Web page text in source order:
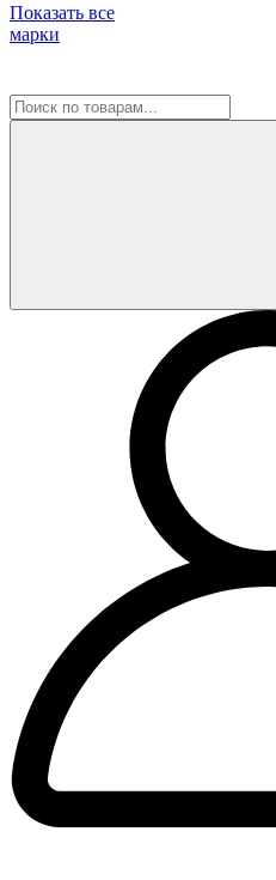
Показать все
марки